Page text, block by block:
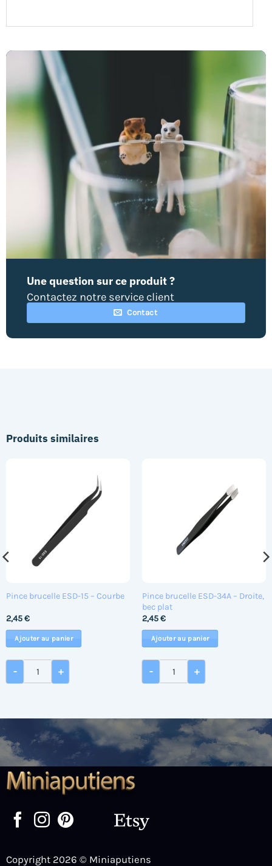
Une question sur ce produit ?
Contactez notre service client
Contact
Produits similaires
Pince brucelle ESD-15 – Courbe
2,45€
Ajouter au panier
-
quantité de Pince brucelle ESD-15 - Courbe
+
Pince brucelle ESD-34A – Droite,
bec plat
2,45€
Ajouter au panier
-
quantité de Pince brucelle
+
et manche ABS 100 gr.
Copyright 2026 © Miniaputiens